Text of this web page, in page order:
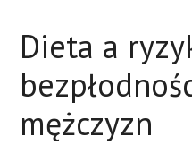
KONTAKT
Dieta a
mężczyzn